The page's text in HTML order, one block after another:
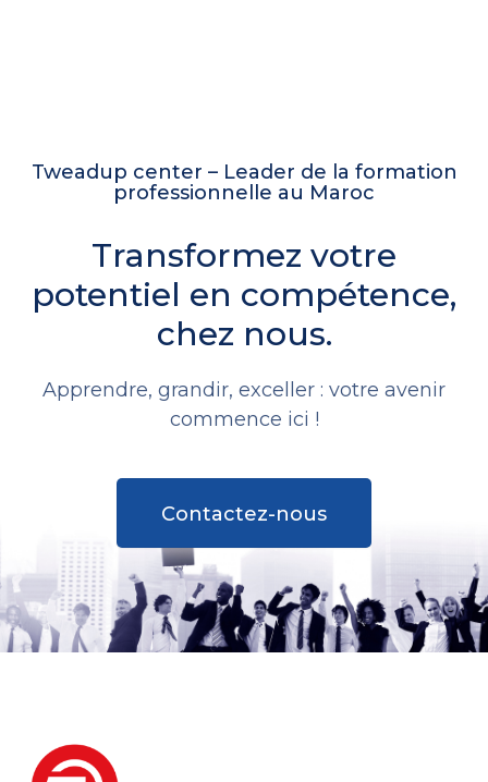
Tweadup center – Leader de la formation
professionnelle au Maroc
Transformez votre
potentiel en compétence,
chez nous.
Apprendre, grandir, exceller : votre avenir
commence ici !
Contactez-nous